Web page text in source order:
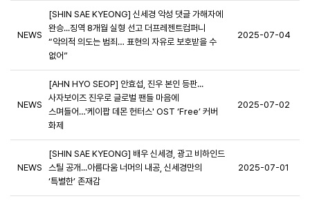
NEWS
[SHIN SAE KYEONG] 신세경 악성 댓글 가해자에
완승...징역 8개월 실형 선고 더프레젠트컴퍼니
“악의적 의도는 범죄… 표현의 자유로 보호받을 수
없어”
2025-07-04
NEWS
[AHN HYO SEOP] 안효섭, 진우 본인 등판...
사자보이즈 진우로 글로벌 팬들 마음에
스며들어…'케이팝 데몬 헌터스' OST ‘Free’ 커버
화제
2025-07-02
NEWS
[SHIN SAE KYEONG] 배우 신세경, 광고 비하인드
스틸 공개...아름다움 너머의 내공, 신세경만의
‘특별한’ 존재감
2025-07-01